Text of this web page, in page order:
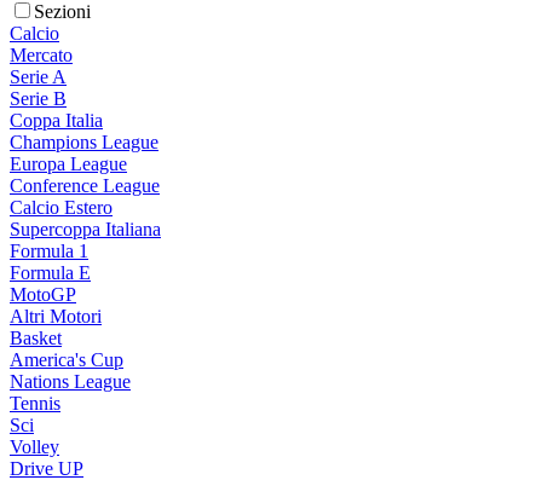
Sezioni
Calcio
Mercato
Serie A
Serie B
Coppa Italia
Champions League
Europa League
Conference League
Calcio Estero
Supercoppa Italiana
Formula 1
Formula E
MotoGP
Altri Motori
Basket
America's Cup
Nations League
Tennis
Sci
Volley
Drive UP